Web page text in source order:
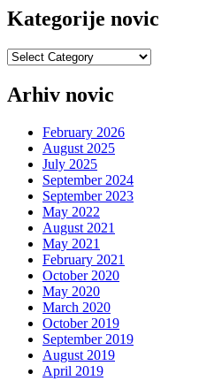
Kategorije novic
Kategorije
Arhiv novic
February 2026
August 2025
July 2025
September 2024
September 2023
May 2022
August 2021
May 2021
February 2021
October 2020
May 2020
March 2020
October 2019
September 2019
August 2019
April 2019